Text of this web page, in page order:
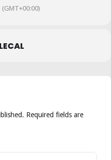
(GMT+00:00)
Required fields are